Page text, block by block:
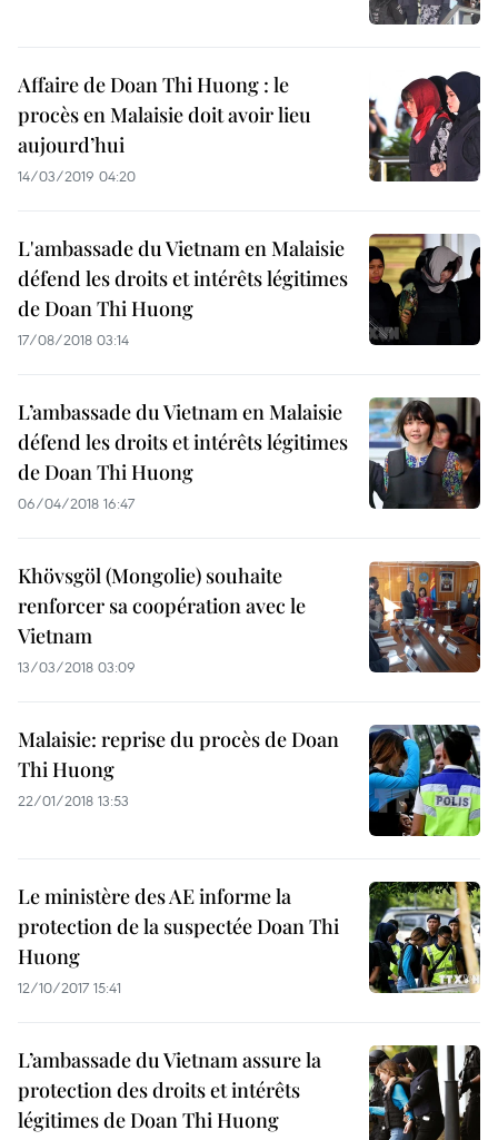
Affaire de Doan Thi Huong : le
procès en Malaisie doit avoir lieu
aujourd’hui
14/03/2019 04:20
L'ambassade du Vietnam en Malaisie
défend les droits et intérêts légitimes
de Doan Thi Huong
17/08/2018 03:14
L’ambassade du Vietnam en Malaisie
défend les droits et intérêts légitimes
de Doan Thi Huong
06/04/2018 16:47
Khövsgöl (Mongolie) souhaite
renforcer sa coopération avec le
Vietnam
13/03/2018 03:09
Malaisie: reprise du procès de Doan
Thi Huong
22/01/2018 13:53
Le ministère des AE informe la
protection de la suspectée Doan Thi
Huong
12/10/2017 15:41
L’ambassade du Vietnam assure la
protection des droits et intérêts
légitimes de Doan Thi Huong